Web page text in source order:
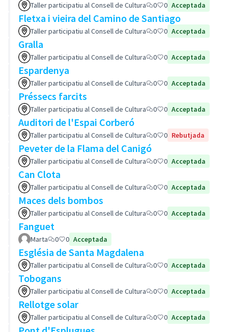
Taller participatiu al Consell de Cultura 0 0 Acceptada
Fletxa i vieira del Camino de Santiago
Taller participatiu al Consell de Cultura 0 0 Acceptada
Gralla
Taller participatiu al Consell de Cultura 0 0 Acceptada
Espardenya
Taller participatiu al Consell de Cultura 0 0 Acceptada
Préssecs farcits
Taller participatiu al Consell de Cultura 0 0 Acceptada
Auditori de l'Espai Corberó
Taller participatiu al Consell de Cultura 0 0 Rebutjada
Peveter de la Flama del Canigó
Taller participatiu al Consell de Cultura 0 0 Acceptada
Can Clota
Taller participatiu al Consell de Cultura 0 0 Acceptada
Maces dels bombos
Taller participatiu al Consell de Cultura 0 0 Acceptada
Fanguet
Marta 0 0 Acceptada
Església de Santa Magdalena
Taller participatiu al Consell de Cultura 0 0 Acceptada
Tobogans
Taller participatiu al Consell de Cultura 0 0 Acceptada
Rellotge solar
Taller participatiu al Consell de Cultura 0 0 Acceptada